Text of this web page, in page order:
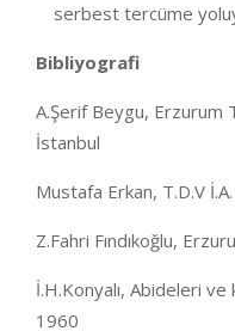
serbest tercüme
Bibliyografi
A.Şerif Beygu, Erzurum
İstanbul
Mustafa Erkan, T.D.V
Z.Fahri Fındıkoğlu,
İ.H.Konyalı, Abideleri
1960